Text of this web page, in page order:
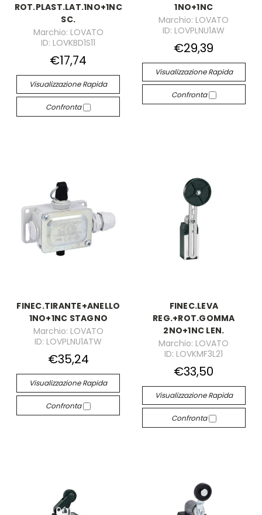
ROT.PLAST.LAT.1NO+1NC
SC.
Marchio: LOVATO
ID: LOVKBD1S11
€17,74
Visualizzazione Rapida
Confronta
1NO+1NC
Marchio: LOVATO
ID: LOVPLNU1AW
€29,39
Visualizzazione Rapida
Confronta
FINEC.TIRANTE+ANELLO
1NO+1NC STAGNO
Marchio: LOVATO
ID: LOVPLNU1ATW
€35,24
Visualizzazione Rapida
Confronta
FINEC.LEVA
REG.+ROT.GOMMA
2NO+1NC LEN.
Marchio: LOVATO
ID: LOVKMF3L21
€33,50
Visualizzazione Rapida
Confronta